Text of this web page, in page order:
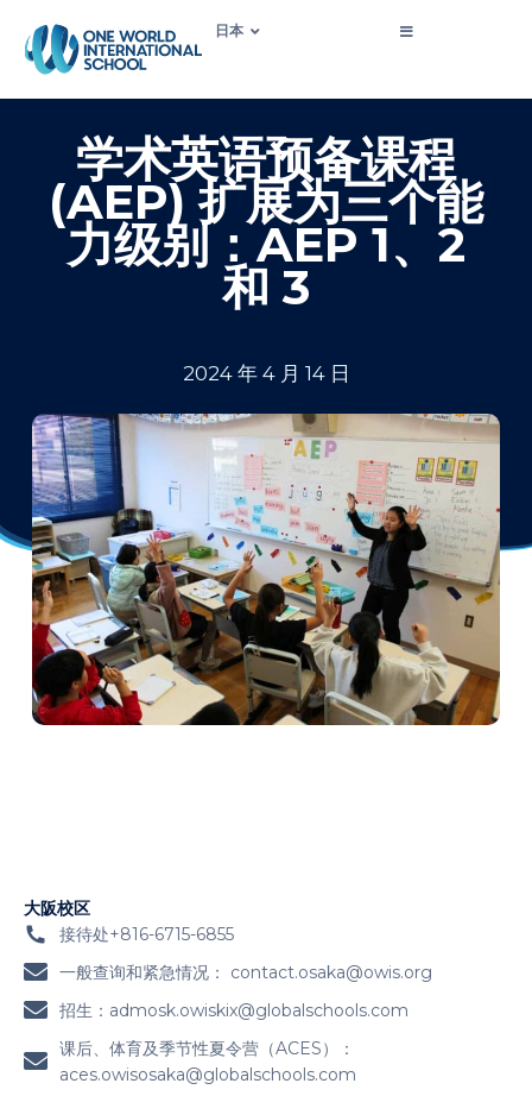
日本
学术英语预备课程
(AEP) 扩展为三个能
力级别：AEP 1、2
和 3
2024 年 4 月 14 日
大阪校区
接待处+816-6715-6855
一般查询和紧急情况： contact.osaka@owis.org
招生： admosk.owiskix@globalschools.com
课后、体育及季节性夏令营（ACES）：
aces.owisosaka@globalschools.com